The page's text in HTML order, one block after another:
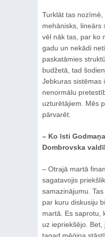
Turklāt tas
mehānisks, lineārs
vēl nāk tas, par ko
gadu un nekādi
paskatāmies
budžetā, tad
Jebkuras sistēmas
nenormālu
uzturētājiem. Mēs
pārvarēt.
– Ko īsti
Dombrovska
– Otrajā martā
sagatavojis
samazinājumu.
par kuru diskusiju
martā. Es saprotu,
uz iepriekšējo.